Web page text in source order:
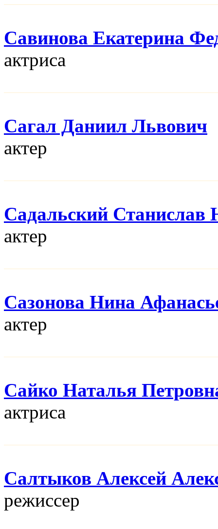
Савинова Екатерина
актриса
Сагал Даниил Львович
актер
Садальский
актер
Сазонова Нина
актер
Сайко Наталья
актриса
Салтыков Алексей
режисcер